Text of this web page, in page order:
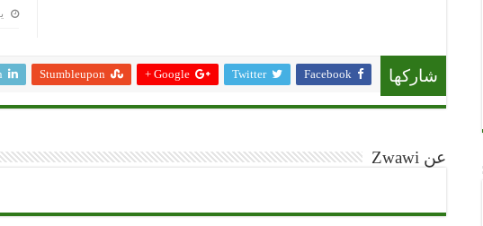
شاركها Facebook
Twitter
Google +
Stumbleupon
عن Zwawi